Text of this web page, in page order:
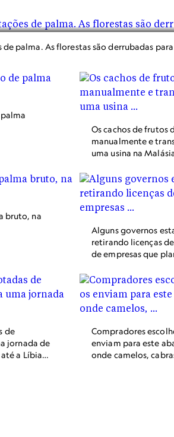
palma. As florestas são derrubadas
Os cachos de frutos
manualmente e
uma usina na
trópicos estão
às plantações de
florestas são
mantinham preso
aquecimento global.
bruto, na
Alguns governos
retirando licenças
de empresas que
de
jornada de
a Líbia.
Compradores
enviam para este
onde camelos,